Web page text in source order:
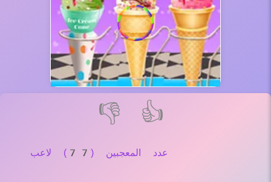
👍
👎
عدد المعجبين (77) لاعب